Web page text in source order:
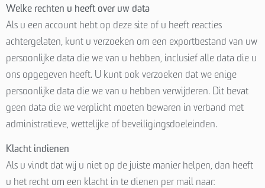
Welke rechten u heeft over uw data
Als u een account hebt op deze site of u heeft reacties
achtergelaten, kunt u verzoeken om een exportbestand van uw
persoonlijke data die we van u hebben, inclusief alle data die u
ons opgegeven heeft. U kunt ook verzoeken dat we enige
persoonlijke data die we van u hebben verwijderen. Dit bevat
geen data die we verplicht moeten bewaren in verband met
administratieve, wettelijke of beveiligingsdoeleinden.
Klacht indienen
Als u vindt dat wij u niet op de juiste manier helpen, dan heeft
u het recht om een klacht in te dienen per mail naar: